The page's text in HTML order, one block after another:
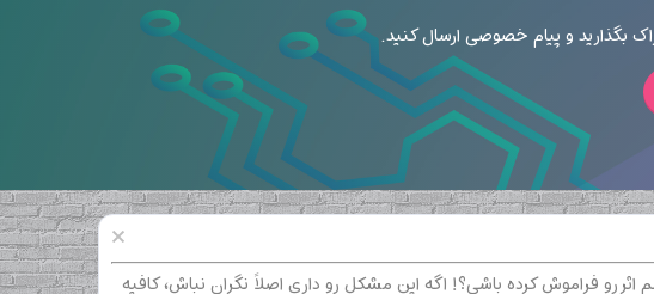
بگذارید و پیام خصوصی ارسال کنید.
رو فراموش کرده باشی؟! اگه این مشکل رو داری اصلاً نگران نباش، کافیه